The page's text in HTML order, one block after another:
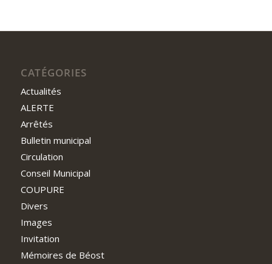
CATÉGORIES
Actualités
ALERTE
Arrêtés
Bulletin municipal
Circulation
Conseil Municipal
COUPURE
Divers
Images
Invitation
Mémoires de Béost